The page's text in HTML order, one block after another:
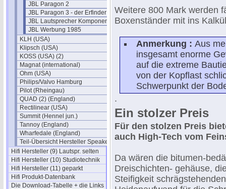
JBL Paragon 2
JBL Paragon 3 - der Erfinder
JBL Lautsprecher Komponenten
JBL Werbung 1985
KLH (USA)
Klipsch (USA)
KOSS (USA) (2)
Magnat (international)
Ohm (USA)
Philips/Valvo Hamburg
Pilot (Rheingau)
QUAD (2) (England)
Rectilinear (USA)
Summit (Hennel jun.)
Tannoy (England)
Wharfedale (England)
Teil-Übersicht Hersteller Speaker
Hifi Hersteller (9) Lautspr. selten
Hifi Hersteller (10) Studiotechnik
Hifi Hersteller (11) geparkt
Hifi Produkt-Datenbank
Die Download-Tabelle + die Links
Weitere 800 Mark werden
Boxenständer mit ins
Anmerkung : Aus
insgesamt enorme
auf die extreme
von der Kopflast
Schwerpunkt der
.
Ein stolzer Preis
Für den stolzen Preis
auch High-Tech vom
Da wären die bitumen-
Dreischichten- gehäuse,
Steifigkeit